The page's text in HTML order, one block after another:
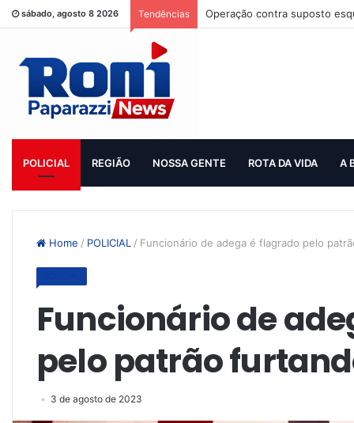
sábado, agosto 8 2026 Tendências Operação contra suposto
POLICIAL REGIÃO NOSSA GENTE ROTA DA VIDA A
Home / POLICIAL / Funcionário de adega é flagrado pelo
Funcionário de
pelo patrão
3 de agosto de 2023